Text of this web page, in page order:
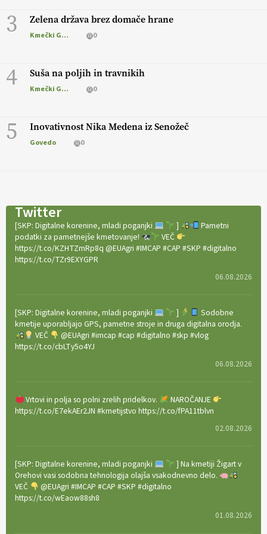
3 Zelena država brez domače hrane
Kmečki Glas 0
4 Suša na poljih in travnikih
Kmečki Glas 0
5 Inovativnost Nika Medena iz Senožeč
Govedo 0
Twitter
[SKP: Digitalne korenine, mladi poganjki ]
Pametni
podatki za pametnejše kmetovanje!
VEČ
https://t.co/KZHTZmRp8q @EUAgri #IMCAP #CAP #SKP #digitalno
https://t.co/TZr9EXYGPR
06.08.2026
[SKP: Digitalne korenine, mladi poganjki ]
Sodobne
kmetije uporabljajo GPS, pametne stroje in druga digitalna orodja.
VEČ
@EUAgri #imcap #cap #digitalno #skp #vlog
https://t.co/cbLTy5o4YJ
06.08.2026
Vrtovi in polja so polni zrelih pridelkov.
NAROČANJE
https://t.co/E7ekAEr2JN #kmetijstvo https://t.co/fPA11tblvn
02.08.2026
[SKP: Digitalne korenine, mladi poganjki
] Na kmetiji Žigart v
Orehovi vasi sodobna tehnologija olajša vsakodnevno delo.
VEČ
@EUAgri #IMCAP #CAP #SKP #digitalno
https://t.co/wEaow88sh8
01.08.2026